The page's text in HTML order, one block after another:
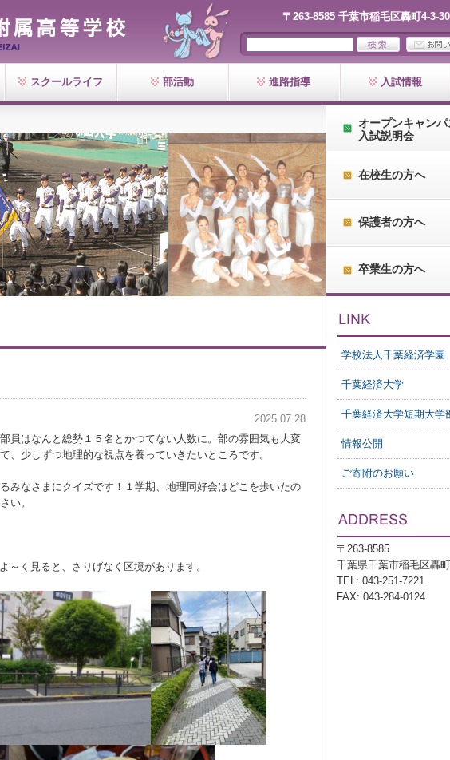
〒263-8585 千葉市稲毛区轟町4-3-
スクールライフ 部活動 進路指導 入試情報
オープンキャンパ
入試説明会
在校生の方へ
保護者の方へ
卒業生の方へ
2025.07.28
員はなんと総勢１５名とかつてない人数に。部の雰囲気も大変
、少しずつ地理的な視点を養っていきたいところです。
みなさまにクイズです！１学期、地理同好会はどこを歩いたの
い。
く見ると、さりげなく区境があります。
学校法人千葉経済学園
千葉経済大学
千葉経済大学短期大学
情報公開
ご寄附のお願い
〒263-8585
千葉県千葉市稲毛区轟
TEL: 043-251-7221
FAX: 043-284-0124